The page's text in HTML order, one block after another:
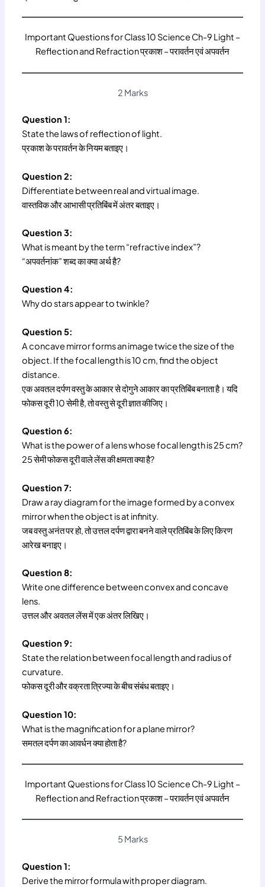
Important Questions for Class 10 Science Ch-9 Light –
Reflection and Refraction प्रकाश – परावर्तन एवं अपवर्तन
2 Marks
Question 1:
State the laws of reflection of light.
प्रकाश के परावर्तन के नियम बताइए।
Question 2:
Differentiate between real and virtual image.
वास्तविक और आभासी प्रतिबिंब में अंतर बताइए।
Question 3:
What is meant by the term “refractive index”?
“अपवर्तनांक” शब्द का क्या अर्थ है?
Question 4:
Why do stars appear to twinkle?
Question 5:
A concave mirror forms an image twice the size of the
object. If the focal length is 10 cm, find the object
distance.
एक अवतल दर्पण वस्तु के आकार से दोगुने आकार का प्रतिबिंब बनाता है। यदि
फोकस दूरी 10 सेमी है, तो वस्तु से दूरी ज्ञात कीजिए।
Question 6:
What is the power of a lens whose focal length is 25 cm?
25 सेमी फोकस दूरी वाले लेंस की क्षमता क्या है?
Question 7:
Draw a ray diagram for the image formed by a convex
mirror when the object is at infinity.
जब वस्तु अनंत पर हो, तो उत्तल दर्पण द्वारा बनने वाले प्रतिबिंब के लिए किरण
आरेख बनाइए।
Question 8:
Write one difference between convex and concave
lens.
उत्तल और अवतल लेंस में एक अंतर लिखिए।
Question 9:
State the relation between focal length and radius of
curvature.
फोकस दूरी और वक्रता त्रिज्या के बीच संबंध बताइए।
Question 10:
What is the magnification for a plane mirror?
समतल दर्पण का आवर्धन क्या होता है?
Important Questions for Class 10 Science Ch-9 Light –
Reflection and Refraction प्रकाश – परावर्तन एवं अपवर्तन
5 Marks
Question 1:
Derive the mirror formula with proper diagram.